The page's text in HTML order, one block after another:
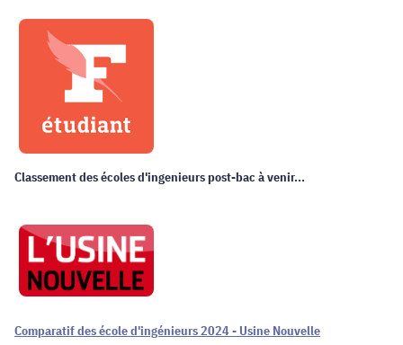
Classement des écoles d'ingenieurs post-bac à venir...
Comparatif des école d'ingénieurs 2024 - Usine Nouvelle